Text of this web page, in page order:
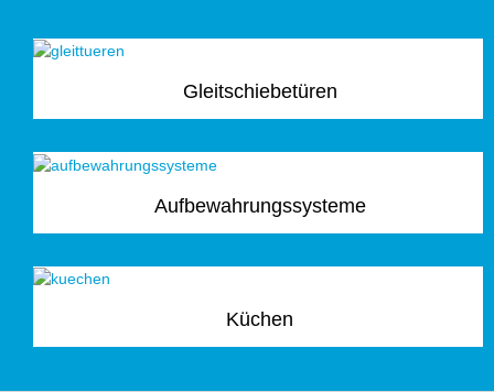
Gleitschiebetüren
Aufbewahrungssysteme
Küchen